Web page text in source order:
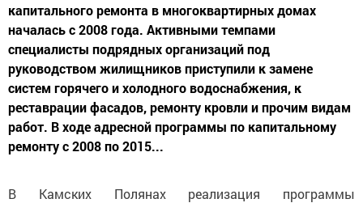
капитального ремонта в многоквартирных домах
началась с 2008 года. Активными темпами
специалисты подрядных организаций под
руководством жилищников приступили к замене
систем горячего и холодного водоснабжения, к
реставрации фасадов, ремонту кровли и прочим видам
работ. В ходе адресной программы по капитальному
ремонту с 2008 по 2015...
В Камских Полянах реализация программы